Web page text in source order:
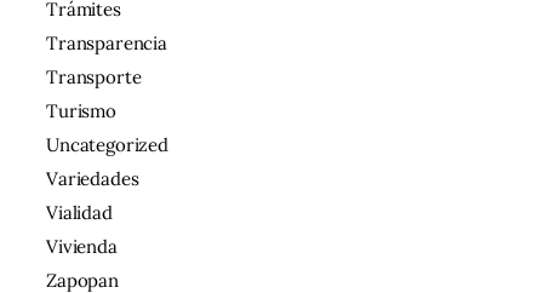
Trámites
Transparencia
Transporte
Turismo
Uncategorized
Variedades
Vialidad
Vivienda
Zapopan